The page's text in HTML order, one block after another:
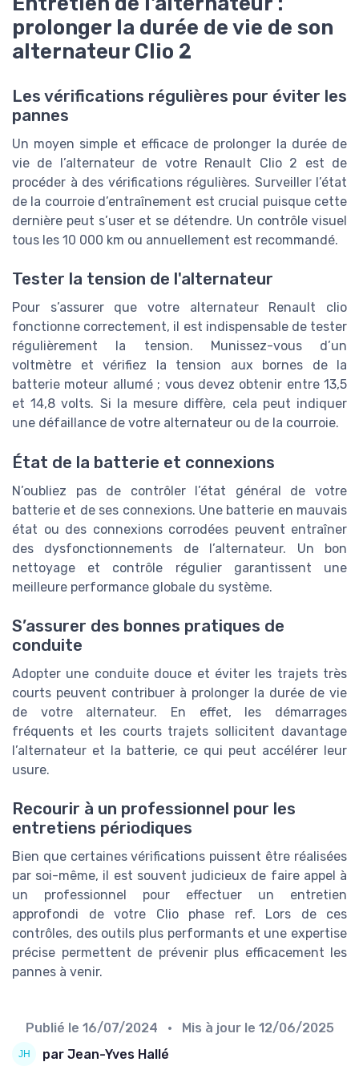
prolonger la durée de vie de son
alternateur Clio 2
Les vérifications régulières pour éviter les
pannes
Un moyen simple et efficace de prolonger la durée de
vie de l’alternateur de votre Renault Clio 2 est de
procéder à des vérifications régulières. Surveiller l’état
de la courroie d’entraînement est crucial puisque cette
dernière peut s’user et se détendre. Un contrôle visuel
tous les 10 000 km ou annuellement est recommandé.
Tester la tension de l'alternateur
Pour s’assurer que votre alternateur Renault clio
fonctionne correctement, il est indispensable de tester
régulièrement la tension. Munissez-vous d’un
voltmètre et vérifiez la tension aux bornes de la
batterie moteur allumé ; vous devez obtenir entre 13,5
et 14,8 volts. Si la mesure diffère, cela peut indiquer
une défaillance de votre alternateur ou de la courroie.
État de la batterie et connexions
N’oubliez pas de contrôler l’état général de votre
batterie et de ses connexions. Une batterie en mauvais
état ou des connexions corrodées peuvent entraîner
des dysfonctionnements de l’alternateur. Un bon
nettoyage et contrôle régulier garantissent une
meilleure performance globale du système.
S’assurer des bonnes pratiques de
conduite
Adopter une conduite douce et éviter les trajets très
courts peuvent contribuer à prolonger la durée de vie
de votre alternateur. En effet, les démarrages
fréquents et les courts trajets sollicitent davantage
l’alternateur et la batterie, ce qui peut accélérer leur
usure.
Recourir à un professionnel pour les
entretiens périodiques
Bien que certaines vérifications puissent être réalisées
par soi-même, il est souvent judicieux de faire appel à
un professionnel pour effectuer un entretien
approfondi de votre Clio phase ref. Lors de ces
contrôles, des outils plus performants et une expertise
précise permettent de prévenir plus efficacement les
pannes à venir.
Publié le 16/07/2024 • Mis à jour le 12/06/2025
par Jean-Yves Hallé